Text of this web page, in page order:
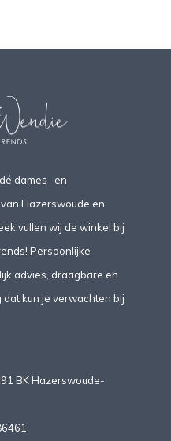
dames- en
Hazerswoude en
vullen wij de winkel bij
Persoonlijke
advies, draagbare en
kun je verwachten bij
BK Hazerswoude-